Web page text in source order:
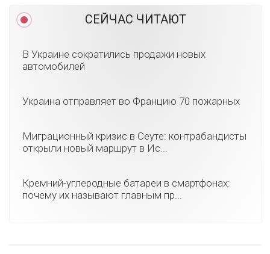
СЕЙЧАС ЧИТАЮТ
В Украине сократились продажи новых
автомобилей
Украина отправляет во Францию 70 пожарных
Миграционный кризис в Сеуте: контрабандисты
открыли новый маршрут в Ис...
Кремний-углеродные батареи в смартфонах:
почему их называют главным пр...